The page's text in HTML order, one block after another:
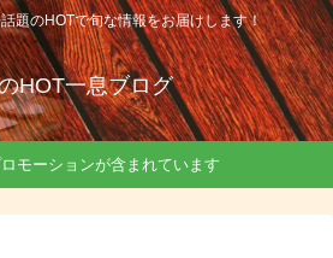
題のHOTで旬な情報をお届けします！
HOT一息ブログ
モーションが含まれています